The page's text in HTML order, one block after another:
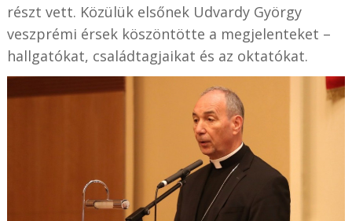
részt vett. Közülük elsőnek Udvardy György
veszprémi érsek köszöntötte a megjelenteket –
hallgatókat, családtagjaikat és az oktatókat.